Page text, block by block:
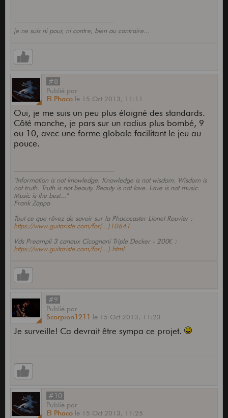
je ne suis ni pour, ni contre, bien au contraire...
#8
Publié par
El Phaco le 15 Oct 2013, 11:11
Oui, je me suis un peu plus éloigné des standards.
Côté manche, je pars sur un radius plus bombé, 9
ou 10, avec une forme globale facilitant le jeu au
pouce.
"Information is not knowledge. Knowledge is not wisdom. Wisdom is
not truth. Truth is not beauty. Beauty is not love. Love is not music.
Music is the best..."
Frank Zappa
Tout ce que rêvez de savoir sur la Phacocaster Lionel Rouvier :
https://www.guitariste.com/for(...)10641
Vds Preampli 3 canaux Cicognani Triple Decker - 200€ :
https://www.guitariste.com/for(...).html
#9
Publié par
Scorpion1211 le 15 Oct 2013, 11:23
Je surveille! Ca devrait être sympa ce projet.
#10
Publié par
El Phaco le 15 Oct 2013, 11:25